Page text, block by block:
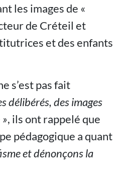
les images de «
de Créteil et
et des enfants
s’est pas fait
délibérés, des images
, ils ont rappelé que
pédagogique a quant
et dénonçons la